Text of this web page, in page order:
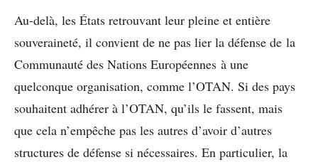
Au-delà, les États retrouvant leur pleine et entière
souveraineté, il convient de ne pas lier la défense de la
Communauté des Nations Européennes à une
quelconque organisation, comme l’OTAN. Si des pays
souhaitent adhérer à l’OTAN, qu’ils le fassent, mais
que cela n’empêche pas les autres d’avoir d’autres
structures de défense si nécessaires. En particulier, la